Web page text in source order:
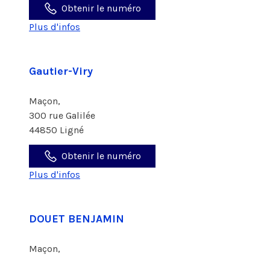
Obtenir le numéro
Plus d'infos
Gautier-Viry
Maçon,
300 rue Galilée
44850 Ligné
Obtenir le numéro
Plus d'infos
DOUET BENJAMIN
Maçon,